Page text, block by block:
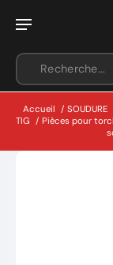
Accueil / SOUDURE
TIG / Pièces pour